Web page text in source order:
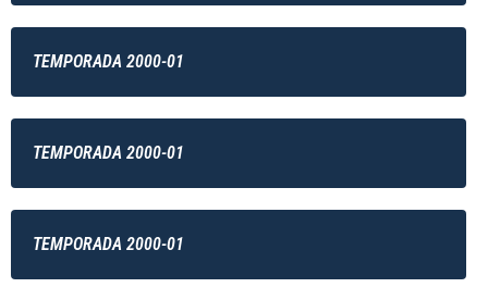
TEMPORADA 2000-01
TEMPORADA 2000-01
TEMPORADA 2000-01